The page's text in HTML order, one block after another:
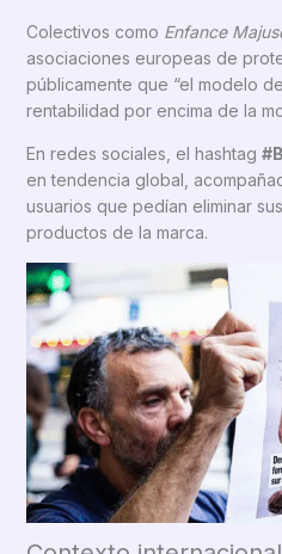
Colectivos como Enfance
asociaciones europeas de
públicamente que “el modelo
rentabilidad por encima de la
En redes sociales, el hashtag
en tendencia global,
usuarios que pedían eliminar
productos de la marca.